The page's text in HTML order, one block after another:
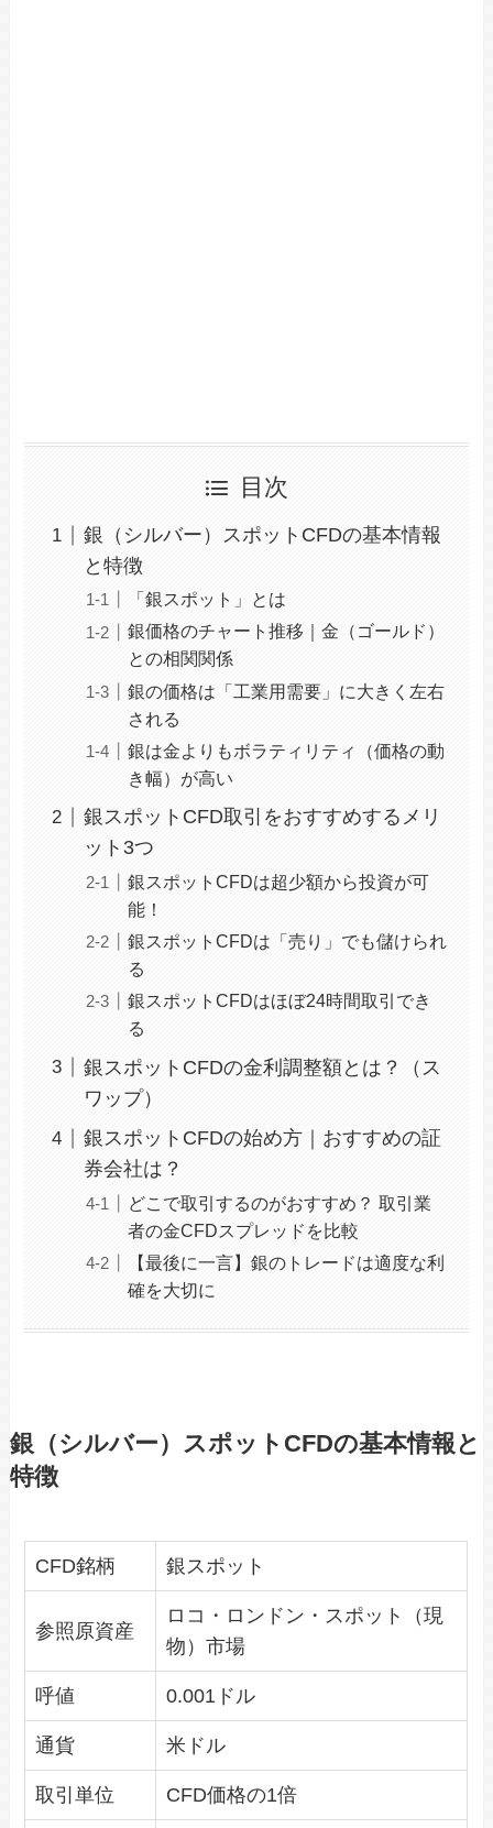
目次
銀（シルバー）スポットCFDの基本情報
と特徴
「銀スポット」とは
銀価格のチャート推移｜金（ゴールド）
との相関関係
銀の価格は「工業用需要」に大きく左右
される
銀は金よりもボラティリティ（価格の動
き幅）が高い
銀スポットCFD取引をおすすめするメリ
ット3つ
銀スポットCFDは超少額から投資が可
能！
銀スポットCFDは「売り」でも儲けられ
る
銀スポットCFDはほぼ24時間取引でき
る
銀スポットCFDの金利調整額とは？（ス
ワップ）
銀スポットCFDの始め方｜おすすめの証
券会社は？
どこで取引するのがおすすめ？ 取引業
者の金CFDスプレッドを比較
【最後に一言】銀のトレードは適度な利
確を大切に
銀（シルバー）スポットCFDの基本情報と
特徴
CFD銘柄 銀スポット
参照原資産
ロコ・ロンドン・スポット（現
物）市場
呼値 0.001ドル
通貨 米ドル
取引単位 CFD価格の1倍